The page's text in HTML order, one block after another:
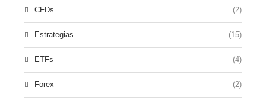
CFDs (2)
Estrategias (15)
ETFs (4)
Forex (2)